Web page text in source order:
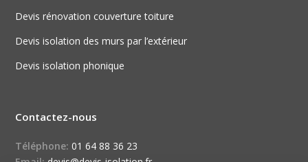
Devis rénovation couverture toiture
Devis isolation des murs par l’extérieur
Devis isolation phonique
Contactez-nous
Téléphone: 01 64 88 36 23